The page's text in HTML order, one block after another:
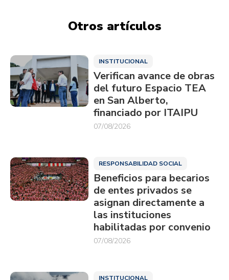
Otros artículos
INSTITUCIONAL
Verifican avance de obras
del futuro Espacio TEA
en San Alberto,
financiado por ITAIPU
07/08/2026
RESPONSABILIDAD SOCIAL
Beneficios para becarios
de entes privados se
asignan directamente a
las instituciones
habilitadas por convenio
07/08/2026
INSTITUCIONAL